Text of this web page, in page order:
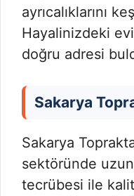
ayrıcalıklarını
Hayalinizdeki
doğru adresi
Sakarya
Sakarya
sektöründe
tecrübesi ile